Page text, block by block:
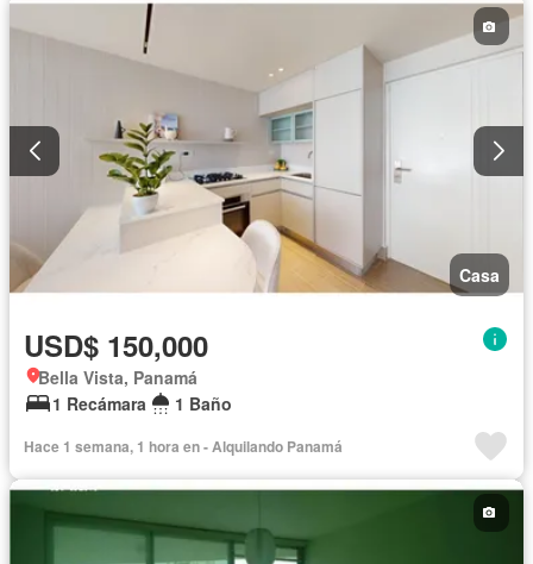
Casa
USD$ 150,000
Bella Vista, Panamá
1 Recámara
1 Baño
Hace 1 semana, 1 hora en - Alquilando Panamá